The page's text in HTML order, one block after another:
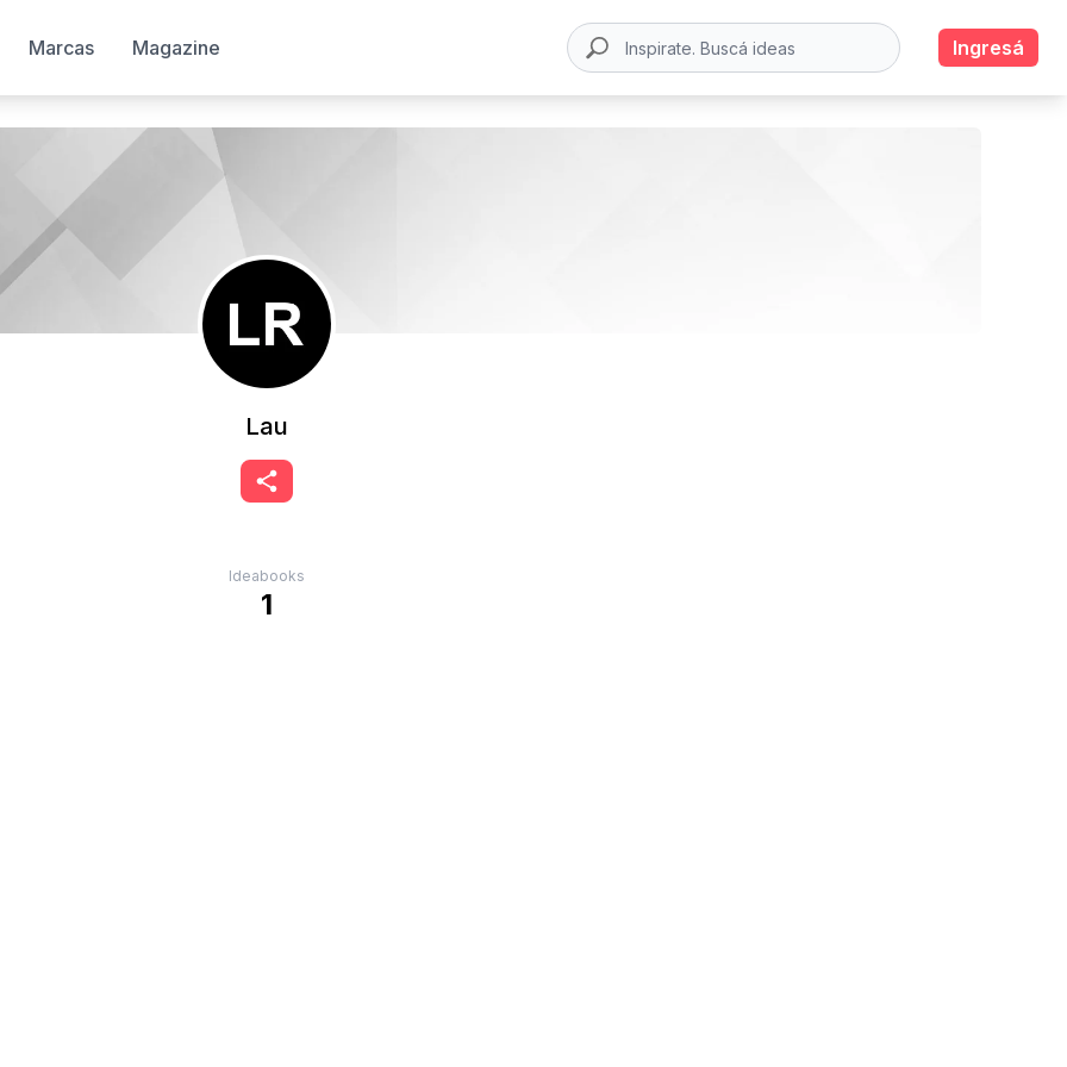
Marcas Magazine Ingresá
Lau
Ideabooks
1